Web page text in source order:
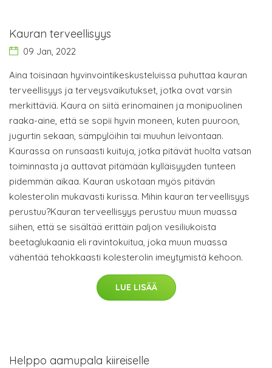
Kauran terveellisyys
09 Jan, 2022
Aina toisinaan hyvinvointikeskusteluissa puhuttaa kauran
terveellisyys ja terveysvaikutukset, jotka ovat varsin
merkittäviä. Kaura on siitä erinomainen ja monipuolinen
raaka-aine, että se sopii hyvin moneen, kuten puuroon,
jugurtin sekaan, sämpylöihin tai muuhun leivontaan.
Kaurassa on runsaasti kuituja, jotka pitävät huolta vatsan
toiminnasta ja auttavat pitämään kylläisyyden tunteen
pidemmän aikaa. Kauran uskotaan myös pitävän
kolesterolin mukavasti kurissa. Mihin kauran terveellisyys
perustuu?Kauran terveellisyys perustuu muun muassa
siihen, että se sisältää erittäin paljon vesiliukoista
beetaglukaania eli ravintokuitua, joka muun muassa
vähentää tehokkaasti kolesterolin imeytymistä kehoon.
LUE LISÄÄ
Helppo aamupala kiireiselle